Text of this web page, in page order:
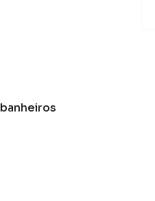
banheiros